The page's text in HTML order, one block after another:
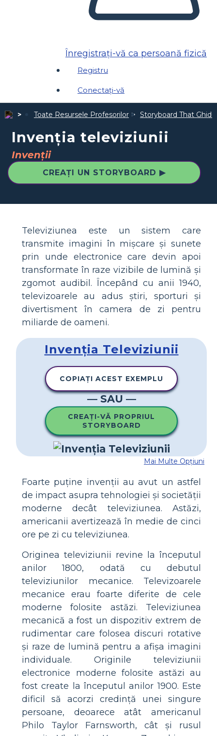
Înregistrați-vă ca persoană fizică
Registru
Conectați-vă
Toate Resursele Profesorilor Storyboard That
Invenția televiziunii
Invenții
CREAȚI UN STORYBOARD ▶
Televiziunea este un sistem care
transmite imagini în mișcare și sunete
prin unde electronice care devin apoi
transformate în raze vizibile de lumină și
zgomot audibil. Începând cu anii 1940,
televizoarele au adus știri, sporturi și
divertisment în camera de zi pentru
miliarde de oameni.
Invenția Televiziunii
COPIAȚI ACEST EXEMPLU
— SAU —
CREAȚI-VĂ PROPRIUL
STORYBOARD
Mai Multe Opțiuni
Foarte puține invenții au avut un astfel
de impact asupra tehnologiei și societății
moderne decât televiziunea. Astăzi,
americanii avertizează în medie de cinci
ore pe zi cu televiziunea.
Originea televiziunii revine la începutul
anilor 1800, odată cu debutul
televiziunilor mecanice. Televizoarele
mecanice erau foarte diferite de cele
moderne folosite astăzi. Televiziunea
mecanică a fost un dispozitiv extrem de
rudimentar care folosea discuri rotative
și raze de lumină pentru a afișa imagini
individuale. Originile televiziunii
electronice moderne folosite astăzi au
fost create la începutul anilor 1900. Este
dificil să acorzi credință unei singure
persoane, deoarece atât americanul
Philo Taylor Farnsworth, cât și rusul